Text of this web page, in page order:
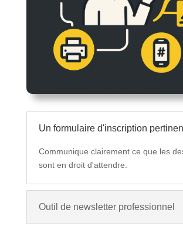
Un formulaire d'inscription
Communique clairement ce que les
sont en droit d'attendre.
Outil de newsletter professionnel